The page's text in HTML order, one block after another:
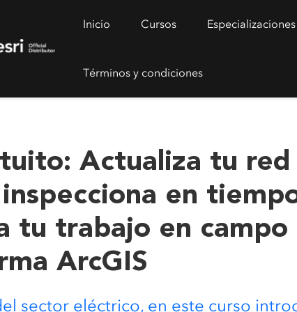
Inicio Cursos Especializaciones
Términos y condiciones
Actualiza tu red
en
tu trabajo en campo
ArcGIS
sector eléctrico, en este curso